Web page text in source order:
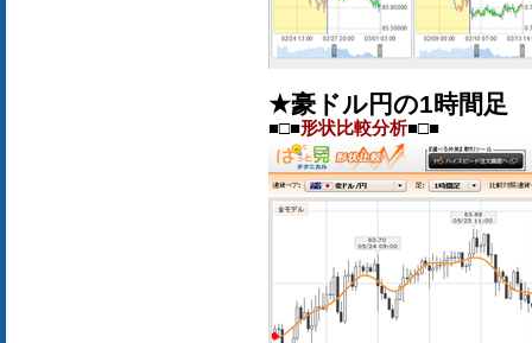
★豪ドル円の1時間足
■□■形状比較分析■□■